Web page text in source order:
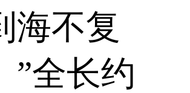
海不复
”全长约